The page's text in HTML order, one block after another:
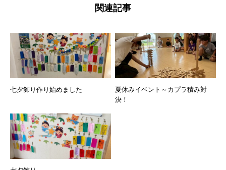
関連記事
七夕飾り作り始めました
夏休みイベント～カプラ積み対
決！